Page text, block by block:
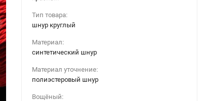
Тип товара:
шнур круглый
Материал:
синтетический шнур
Материал уточнение:
полиэстеровый шнур
Вощёный: